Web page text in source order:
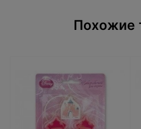
Похожие